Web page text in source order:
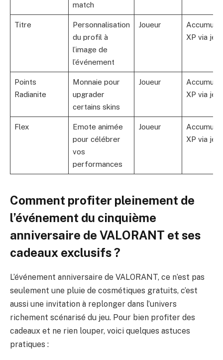
match
Titre
Personnalisation
du profil à
l’image de
l’événement
Joueur
Accumuler
XP via jeu
Points
Radianite
Monnaie pour
upgrader
certains skins
Joueur
Accumuler
XP via jeu
Flex
Emote animée
pour célébrer
vos
performances
Joueur
Accumuler
XP via jeu
Comment profiter pleinement de
l’événement du cinquième
anniversaire de VALORANT et ses
cadeaux exclusifs ?
L’événement anniversaire de VALORANT, ce n’est pas
seulement une pluie de cosmétiques gratuits, c’est
aussi une invitation à replonger dans l’univers
richement scénarisé du jeu. Pour bien profiter des
cadeaux et ne rien louper, voici quelques astuces
pratiques :